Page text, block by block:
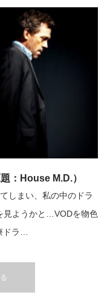
：House M.D.）
しまい、私の中のドラ
見ようかと…VODを物色
ドラ…